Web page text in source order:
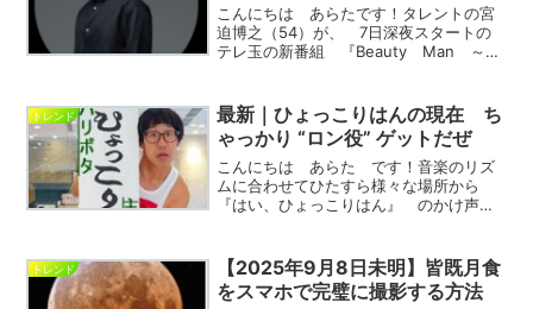
こんにちは あらたです！タレントの宮
迫博之（54）が、 7日深夜スタートの
テレ玉の新番組 『Beauty Man ～宮
宮迫博之（54）さんは、 5年ぶりの地
上波復帰...
トレンド
最新｜ひょっこりはんの現在 ち
ゃっかり “ロン役” ゲットだぜ
こんにちは あらた です！音楽のリズ
ムに合わせてひたすら様々な場所から
『はい、ひょっこりはん』 のかけ声と
こりはんさん。 現在、 お笑い活動に
加えて 俳優業、舞台と ...
トレンド
【2025年9月8日未明】皆既月食
をスマホで完璧に撮影する方法